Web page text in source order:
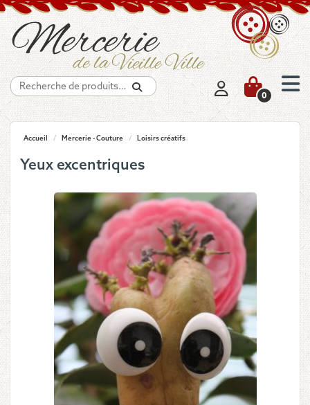
Recherche
0
Accueil / Mercerie - Couture / Loisirs créatifs
Yeux excentriques